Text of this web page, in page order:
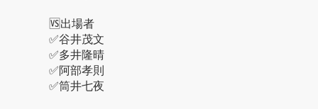
🆚出場者
✅谷井茂文
✅多井隆晴
✅阿部孝則
✅筒井七夜